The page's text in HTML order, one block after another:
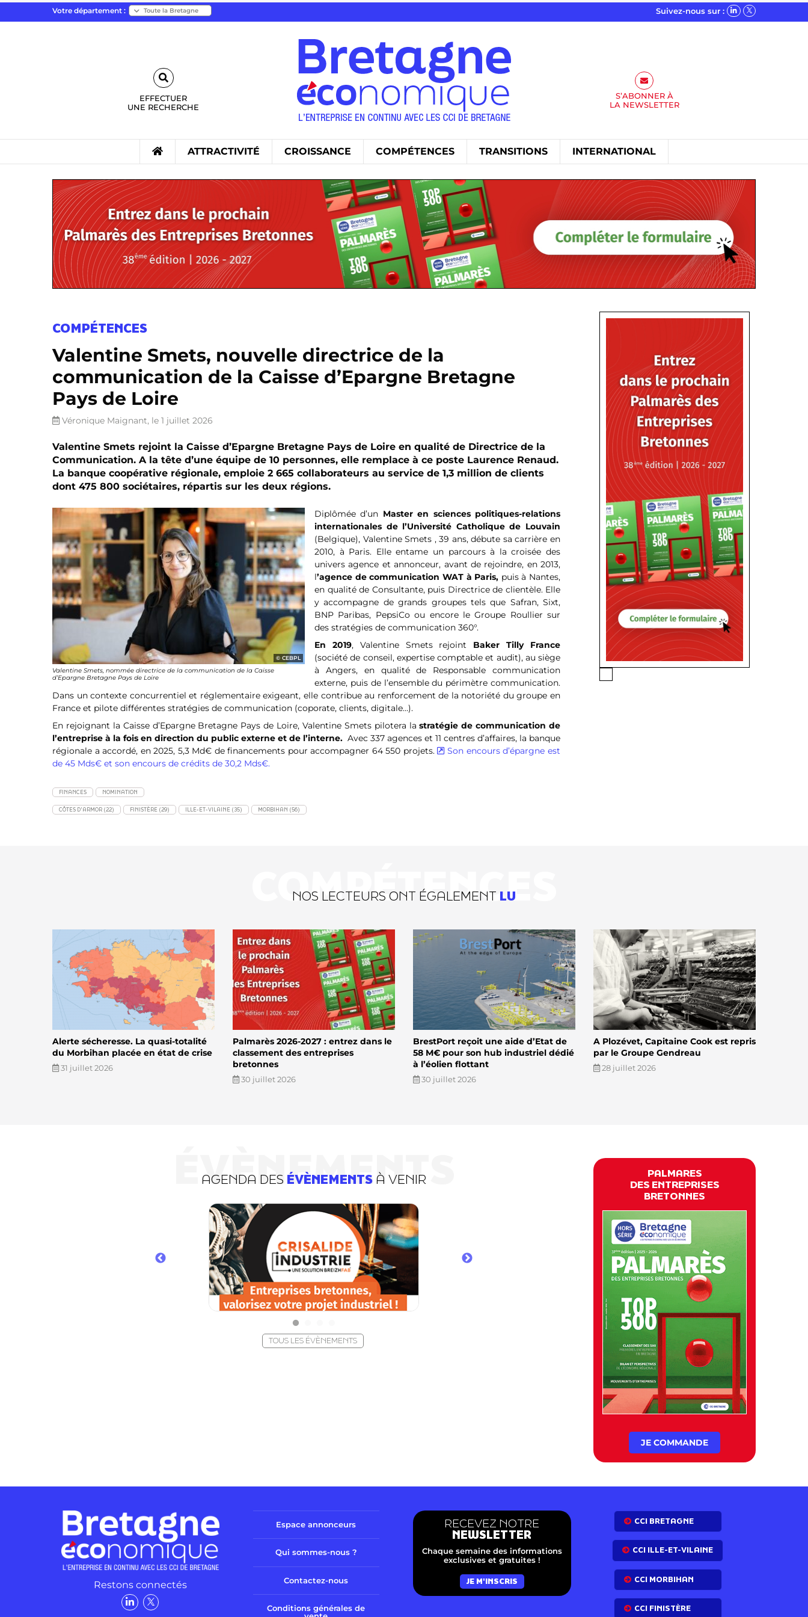
Votre département : Suivez-nous sur :
EFFECTUER
UNE RECHERCHE
S’ABONNER À
LA NEWSLETTER
ATTRACTIVITÉ CROISSANCE COMPÉTENCES TRANSITIONS INTERNATIONAL
COMPÉTENCES
Valentine Smets, nouvelle directrice de la
communication de la Caisse d’Epargne Bretagne
Pays de Loire
Véronique Maignant, le 1 juillet 2026
Valentine Smets rejoint la Caisse d’Epargne Bretagne Pays de Loire en qualité de Directrice de la
Communication. A la tête d’une équipe de 10 personnes, elle remplace à ce poste Laurence Renaud.
La banque coopérative régionale, emploie 2 665 collaborateurs au service de 1,3 million de clients
dont 475 800 sociétaires, répartis sur les deux régions.
CEBPL
Valentine Smets, nommée directrice de la communication de la Caisse
d’Epargne Bretagne Pays de Loire
Diplômée d’un Master en sciences politiques-relations
internationales de l’Université Catholique de Louvain
(Belgique), Valentine Smets , 39 ans, débute sa carrière en
2010, à Paris. Elle entame un parcours à la croisée des
univers agence et annonceur, avant de rejoindre, en 2013,
l’agence de communication WAT à Paris, puis à Nantes,
en qualité de Consultante, puis Directrice de clientèle. Elle
y accompagne de grands groupes tels que Safran, Sixt,
BNP Paribas, PepsiCo ou encore le Groupe Roullier sur
des stratégies de communication 360°.
En 2019, Valentine Smets rejoint Baker Tilly France
(société de conseil, expertise comptable et audit), au siège
à Angers, en qualité de Responsable communication
externe, puis de l’ensemble du périmètre communication.
Dans un contexte concurrentiel et réglementaire exigeant, elle contribue au renforcement de la notoriété du groupe en
France et pilote différentes stratégies de communication (coporate, clients, digitale…).
En rejoignant la Caisse d’Epargne Bretagne Pays de Loire, Valentine Smets pilotera lastratégie de communication de
l’entreprise à la fois en direction du public externe et de l’interne. Avec 337 agences et 11 centres d’affaires, la banque
régionale a accordé, en 2025, 5,3 Md€ de financements pour accompagner 64 550 projets.
Son encours d’épargne est
de 45 Mds€ et son encours de crédits de 30,2 Mds€.
FINANCES NOMINATION
CÔTES D'ARMOR (22) FINISTÈRE (29) ILLE-ET-VILAINE (35) MORBIHAN (56)
COMPÉTENCES
NOS LECTEURS ONT ÉGALEMENT LU
Alerte sécheresse. La quasi-totalité
du Morbihan placée en état de crise
31 juillet 2026
Palmarès 2026-2027 : entrez dans le
classement des entreprises
bretonnes
30 juillet 2026
BrestPort reçoit une aide d’Etat de
58 M€ pour son hub industriel dédié
à l’éolien flottant
30 juillet 2026
A Plozévet, Capitaine Cook est repris
par le Groupe Gendreau
28 juillet 2026
ÉVÈNEMENTS
AGENDA DES ÉVÈNEMENTS À VENIR
TOUS LES ÉVÈNEMENTS
PALMARES
DES ENTREPRISES
BRETONNES
JE COMMANDE
Restons connectés
Espace annonceurs
Qui sommes-nous ?
Contactez-nous
Conditions générales de
RECEVEZ NOTRE
NEWSLETTER
Chaque semaine des informations
exclusives et gratuites !
JE M'INSCRIS
CCI BRETAGNE
CCI ILLE-ET-VILAINE
CCI MORBIHAN
CCI FINISTÈRE